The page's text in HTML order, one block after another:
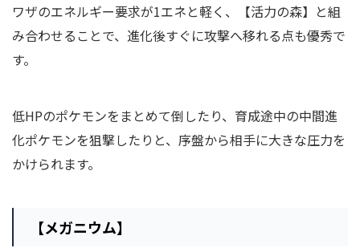
ワザのエネルギー要求が1エネと軽く、【活力の森】と組
み合わせることで、進化後すぐに攻撃へ移れる点も優秀で
す。
低HPのポケモンをまとめて倒したり、育成途中の中間進
化ポケモンを狙撃したりと、序盤から相手に大きな圧力を
かけられます。
【メガニウム】